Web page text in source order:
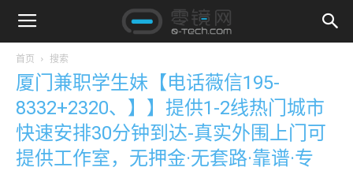
首页 搜索
厦门兼职学生妹【电话薇信195-
8332+2320、】】提供1-2线热门城市
快速安排30分钟到达-真实外围上门可
提供工作室，无押金·无套路·靠谱·专